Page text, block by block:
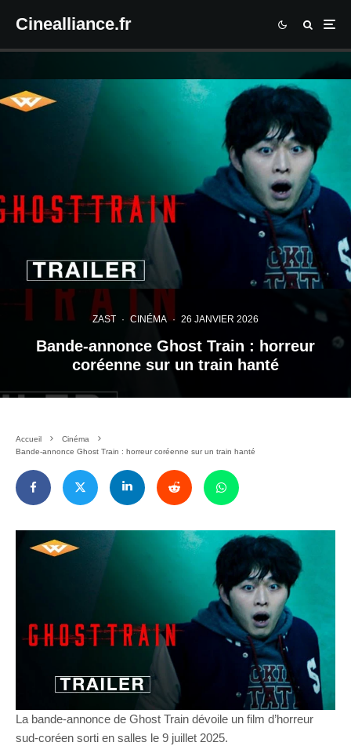
Cinealliance.fr
ZAST · CINÉMA · 26 JANVIER 2026
Bande-annonce Ghost Train : horreur
coréenne sur un train hanté
Accueil
Cinéma
Bande-annonce Ghost Train : horreur coréenne sur un train hanté
La bande-annonce de Ghost Train dévoile un film d’horreur
sud-coréen sorti en salles le 9 juillet 2025.